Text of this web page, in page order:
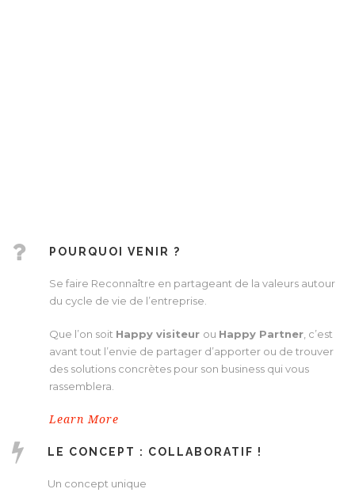
POURQUOI VENIR ?
Se faire Reconnaître en partageant de la valeurs autour
du cycle de vie de l’entreprise.
Que l’on soit Happy visiteur ou Happy Partner , c’est
avant tout l’envie de partager d’apporter ou de trouver
des solutions concrètes pour son business qui vous
rassemblera.
Learn More
LE CONCEPT : COLLABORATIF !
Un concept unique